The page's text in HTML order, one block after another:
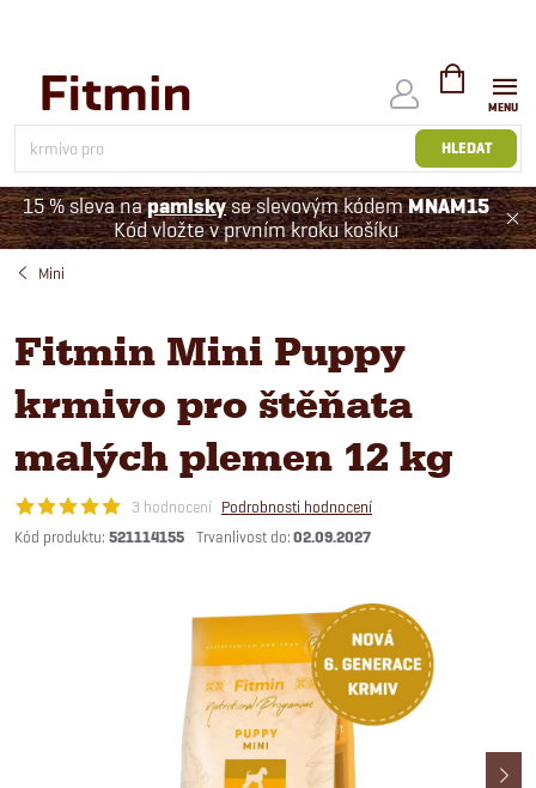
HLEDAT
NÁKUPNÍ
KOŠÍK
15 % sleva napamlskyse slevovým kódemMNAM15
Kód vložte v prvním kroku košíku
Mini
Fitmin Mini Puppy
krmivo pro štěňata
malých plemen 12 kg
3 hodnocení Podrobnosti hodnocení
Kód produktu: 521114155 02.09.2027